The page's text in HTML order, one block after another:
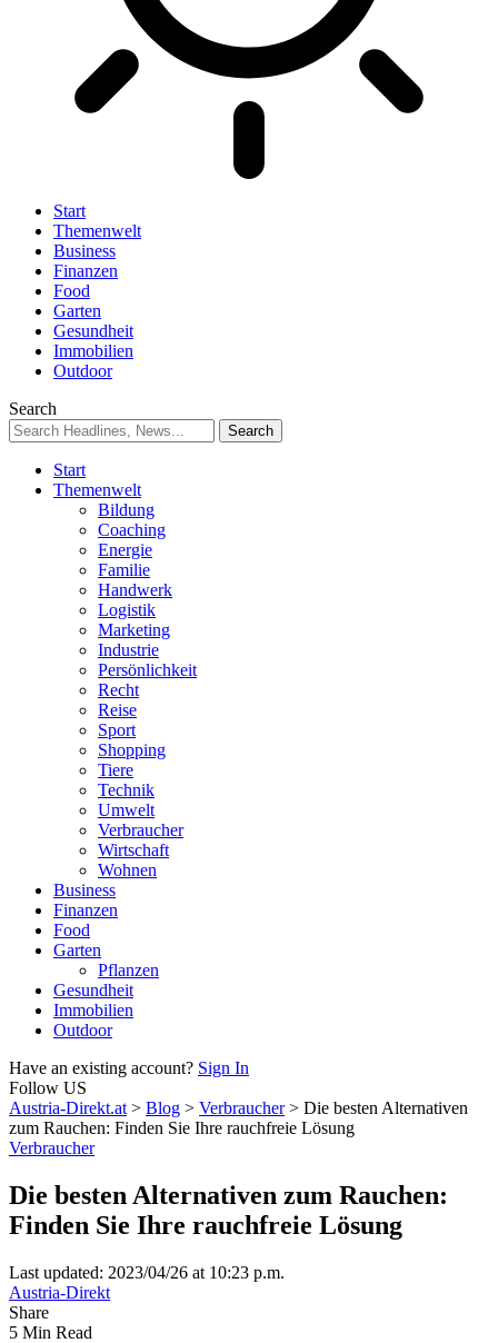
Start
Themenwelt
Business
Finanzen
Food
Garten
Gesundheit
Immobilien
Outdoor
Search
Start
Themenwelt
Bildung
Coaching
Energie
Familie
Handwerk
Logistik
Marketing
Industrie
Persönlichkeit
Recht
Reise
Sport
Shopping
Tiere
Technik
Umwelt
Verbraucher
Wirtschaft
Wohnen
Business
Finanzen
Food
Garten
Pflanzen
Gesundheit
Immobilien
Outdoor
Have an existing account? Sign In
Follow US
Austria-Direkt.at > Blog > Verbraucher> Die besten Alternativen
zum Rauchen: Finden Sie Ihre rauchfreie Lösung
Verbraucher
Die besten Alternativen zum Rauchen:
Finden Sie Ihre rauchfreie Lösung
Last updated: 2023/04/26 at 10:23 p.m.
Austria-Direkt
Share
5 Min Read